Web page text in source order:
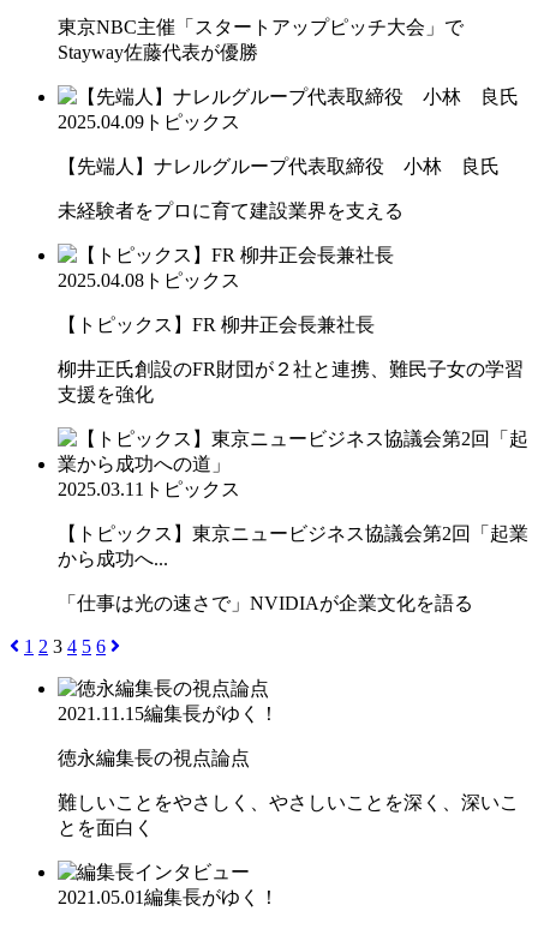
東京NBC主催「スタートアップピッチ大会」で
Stayway佐藤代表が優勝
2025.04.09 トピックス
【先端人】ナレルグループ代表取締役 小林 良氏
未経験者をプロに育て建設業界を支える
2025.04.08 トピックス
【トピックス】FR 柳井正会長兼社長
柳井正氏創設のFR財団が２社と連携、難民子女の学習
支援を強化
2025.03.11 トピックス
【トピックス】東京ニュービジネス協議会第2回「起業
から成功へ...
「仕事は光の速さで」NVIDIAが企業文化を語る
1 2 3 4 5 6
2021.11.15編集長がゆく！
徳永編集長の視点論点
難しいことをやさしく、やさしいことを深く、深いこ
とを面白く
2021.05.01編集長がゆく！